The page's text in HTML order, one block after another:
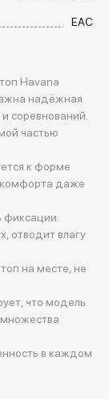
EAC
Havana
надёжная
соревнований.
частью
к форме
даже
отводит влагу
на месте, не
что модель
в каждом